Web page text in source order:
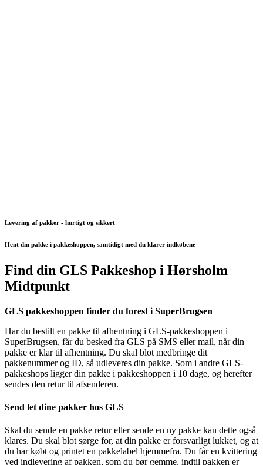
Levering af pakker - hurtigt og sikkert
Hent din pakke i pakkeshoppen, samtidigt med du klarer indkøbene
Find din GLS Pakkeshop i Hørsholm
Midtpunkt
GLS pakkeshoppen finder du forest i SuperBrugsen
Har du bestilt en pakke til afhentning i GLS-pakkeshoppen i
SuperBrugsen, får du besked fra GLS på SMS eller mail, når din
pakke er klar til afhentning. Du skal blot medbringe dit
pakkenummer og ID, så udleveres din pakke. Som i andre GLS-
pakkeshops ligger din pakke i pakkeshoppen i 10 dage, og herefter
sendes den retur til afsenderen.
Send let dine pakker hos GLS
Skal du sende en pakke retur eller sende en ny pakke kan dette også
klares. Du skal blot sørge for, at din pakke er forsvarligt lukket, og at
du har købt og printet en pakkelabel hjemmefra. Du får en kvittering
ved indlevering af pakken, som du bør gemme, indtil pakken er